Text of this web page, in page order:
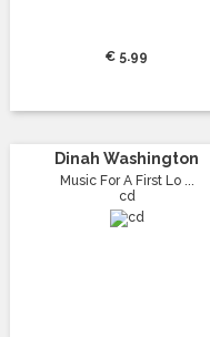
€ 5.99
Dinah Washington
Music For A First Lo ...
cd